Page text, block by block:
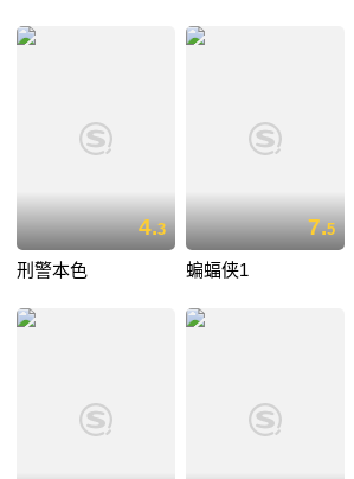
4.3
刑警本色
7.5
蝙蝠侠1